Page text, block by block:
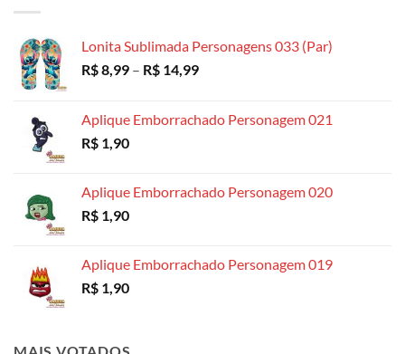
Lonita Sublimada Personagens 033 (Par)
R$8,99 – R$ 14,99Faixa
R$ 8,99
Aplique Emborrachado Personagem 021
R$ 1,90
Aplique Emborrachado Personagem 020
R$ 1,90
Aplique Emborrachado Personagem 019
R$ 1,90
MAIS VOTADOS